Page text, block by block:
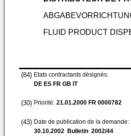
FLUID PRODUCT
(84) Etats contractants désignés:
DE ES FR GB IT
(30) Priorité: 21.01.2000 FR 0000782
(43) Date de publication de la demande:
30.10.2002 Bulletin 2002/44